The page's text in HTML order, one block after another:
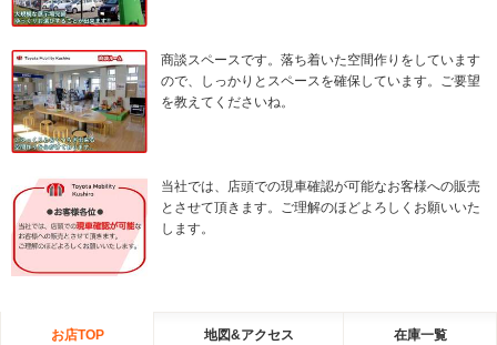
商談スペースです。落ち着いた空間作りをしています
ので、しっかりとスペースを確保しています。ご要望
を教えてくださいね。
当社では、店頭での現車確認が可能なお客様への販売
とさせて頂きます。ご理解のほどよろしくお願いいた
します。
お店TOP 地図&アクセス 在庫一覧